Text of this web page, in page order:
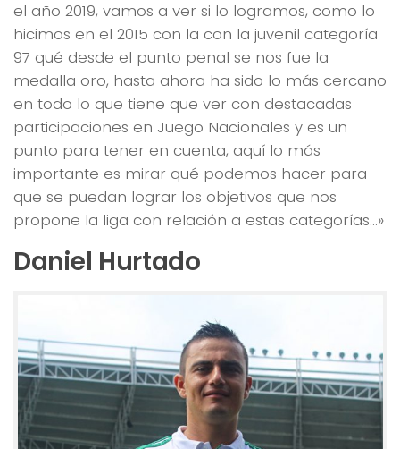
el año 2019, vamos a ver si lo logramos, como lo
hicimos en el 2015 con la con la juvenil categoría
97 qué desde el punto penal se nos fue la
medalla oro, hasta ahora ha sido lo más cercano
en todo lo que tiene que ver con destacadas
participaciones en Juego Nacionales y es un
punto para tener en cuenta, aquí lo más
importante es mirar qué podemos hacer para
que se puedan lograr los objetivos que nos
propone la liga con relación a estas categorías…»
Daniel Hurtado